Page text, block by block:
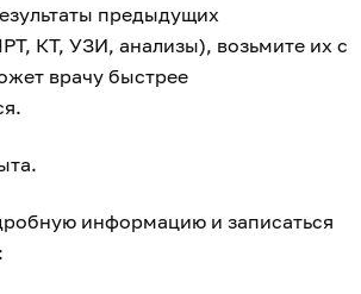
предыдущих
КТ, УЗИ, анализы), возьмите их с
врачу быстрее
информацию и записаться